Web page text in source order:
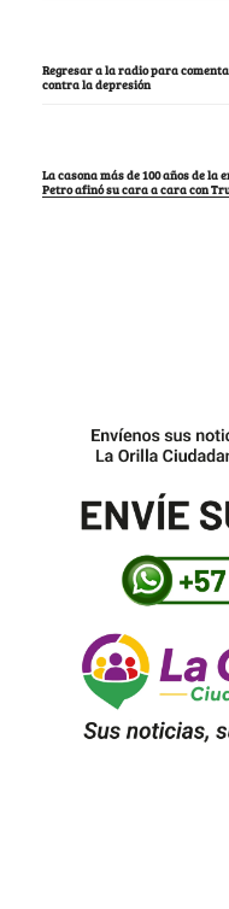
Regresar a la radio para
contra la depresión
La casona más de 100 años de la
Petro afinó su cara a cara con